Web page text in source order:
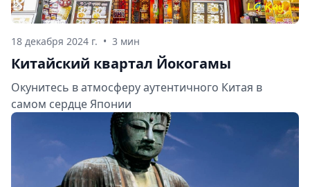
18 декабря 2024 г. • 3 мин
Китайский квартал Йокогамы
Окунитесь в атмосферу аутентичного Китая в
самом сердце Японии